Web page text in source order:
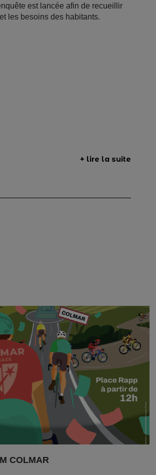
est lancée afin de recueillir
les besoins des habitants.
+ lire la suite
COLMAR